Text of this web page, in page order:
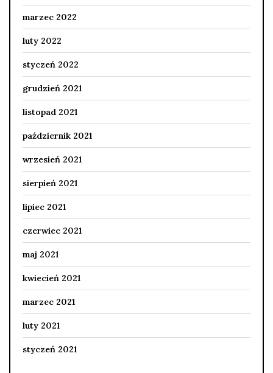
marzec 2022
luty 2022
styczeń 2022
grudzień 2021
listopad 2021
październik 2021
wrzesień 2021
sierpień 2021
lipiec 2021
czerwiec 2021
maj 2021
kwiecień 2021
marzec 2021
luty 2021
styczeń 2021